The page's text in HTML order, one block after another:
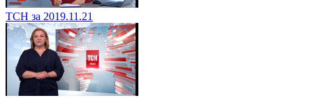
ТСН за 2019.11.21